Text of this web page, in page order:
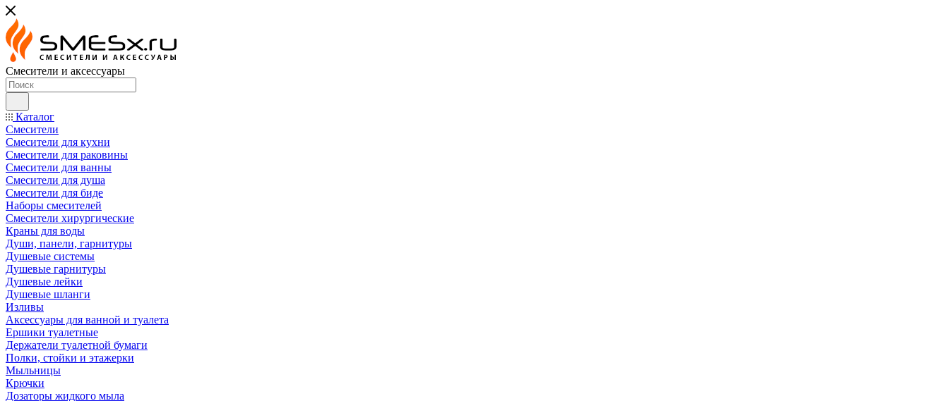
Смесители и аксессуары
Каталог
Смесители
Смесители для кухни
Смесители для раковины
Смесители для ванны
Смесители для душа
Смесители для биде
Наборы смесителей
Смесители хирургические
Краны для воды
Души, панели, гарнитуры
Душевые системы
Душевые гарнитуры
Душевые лейки
Душевые шланги
Изливы
Аксессуары для ванной и туалета
Ершики туалетные
Держатели туалетной бумаги
Полки, стойки и этажерки
Мыльницы
Крючки
Дозаторы жидкого мыла